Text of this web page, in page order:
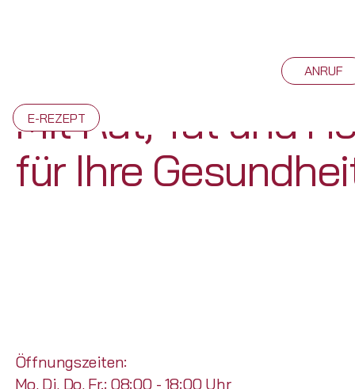
E-REZEPT
ANRUF
Mit Rat, Tat und
für Ihre
Öffnungszeiten:
Mo, Di, Do, Fr.: 08:00 - 18:00 Uhr